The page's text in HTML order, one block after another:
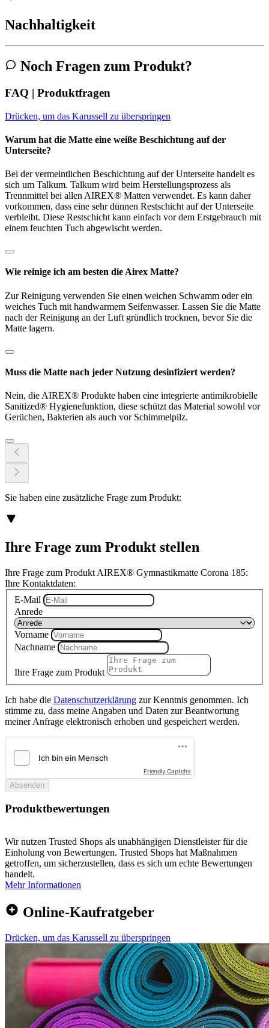
Nachhaltigkeit
Noch Fragen zum Produkt?
FAQ | Produktfragen
Drücken, um das Karussell zu überspringen
Warum hat die Matte eine weiße Beschichtung auf der
Unterseite?
Bei der vermeintlichen Beschichtung auf der Unterseite handelt es
sich um Talkum. Talkum wird beim Herstellungsprozess als
Trennmittel bei allen AIREX® Matten verwendet. Es kann daher
vorkommen, dass eine sehr dünnen Restschicht auf der Unterseite
verbleibt. Diese Restschicht kann einfach vor dem Erstgebrauch mit
einem feuchten Tuch abgewischt werden.
Wie reinige ich am besten die Airex Matte?
Zur Reinigung verwenden Sie einen weichen Schwamm oder ein
weiches Tuch mit handwarmem Seifenwasser. Lassen Sie die Matte
nach der Reinigung an der Luft gründlich trocknen, bevor Sie die
Matte lagern.
Muss die Matte nach jeder Nutzung desinfiziert werden?
Nein, die AIREX® Produkte haben eine integrierte antimikrobielle
Sanitized® Hygienefunktion, diese schützt das Material sowohl vor
Gerüchen, Bakterien als auch vor Schimmelpilz.
Sie haben eine zusätzliche Frage zum Produkt:
Ihre Frage zum Produkt stellen
Ihre Frage zum Produkt AIREX® Gymnastikmatte Corona 185:
Ihre Kontaktdaten:
E-Mail
Anrede
Vorname
Nachname
Ihre Frage zum Produkt
Ich habe die Datenschutzerklärung zur Kenntnis genommen. Ich
stimme zu, dass meine Angaben und Daten zur Beantwortung
meiner Anfrage elektronisch erhoben und gespeichert werden.
Friendly Captcha
Absenden
Produktbewertungen
Wir nutzen Trusted Shops als unabhängigen Dienstleister für die
Einholung von Bewertungen. Trusted Shops hat Maßnahmen
getroffen, um sicherzustellen, dass es sich um echte Bewertungen
handelt.
Mehr Informationen
Online-Kaufratgeber
Drücken, um das Karussell zu überspringen